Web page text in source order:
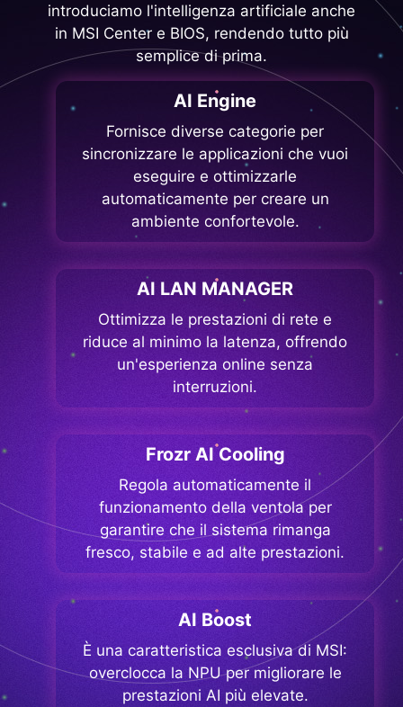
introduciamo l'intelligenza artificiale anche
in MSI Center e BIOS, rendendo tutto più
semplice di prima.
AI Engine
Fornisce diverse categorie per
sincronizzare le applicazioni che vuoi
eseguire e ottimizzarle
automaticamente per creare un
ambiente confortevole.
AI LAN MANAGER
Ottimizza le prestazioni di rete e
riduce al minimo la latenza, offrendo
un'esperienza online senza
interruzioni.
Frozr AI Cooling
Regola automaticamente il
funzionamento della ventola per
garantire che il sistema rimanga
fresco, stabile e ad alte prestazioni.
AI Boost
È una caratteristica esclusiva di MSI:
overclocca la NPU per migliorare le
prestazioni AI più elevate.